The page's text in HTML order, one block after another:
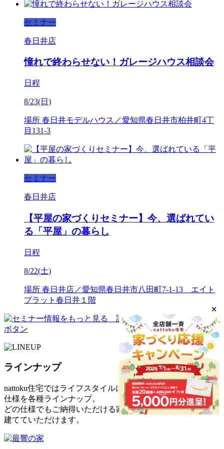
セミナー
春日井店
憧れで終わらせない！ガレージハウス相談会
日程
8/23(日)
場所 春日井モデルハウス／愛知県春日井市柏井町4丁
目131-3
セミナー
春日井店
【平屋の家づくりセミナー】今、選ばれてい
る「平屋」の暮らし
日程
8/22(土)
場所 春日井店／愛知県春日井市八田町7-1-13 エイト
プラット春日井１階
ラインナップ
nattoku住宅ではライフスタイルに合わせた
仕様を各種ラインナップ。
どの仕様でもご納得いただける家を
建てていただけます。